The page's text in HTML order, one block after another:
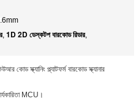
, 1D 2D ডেস্কটপ বারকোড রিডার,
কোড স্ক্যানিং প্ল্যাটফর্ম বারকোড স্ক্যানার
MCU।